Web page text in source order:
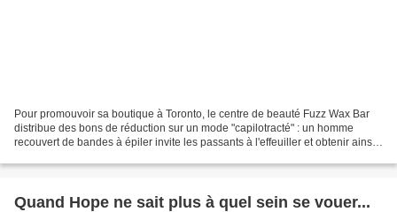
Pour promouvoir sa boutique à Toronto, le centre de beauté Fuzz Wax Bar
distribue des bons de réduction sur un mode "capilotracté" : un homme
recouvert de bandes à épiler invite les passants à l'effeuiller et obtenir ainsi
Quand Hope ne sait plus à quel sein se vouer...